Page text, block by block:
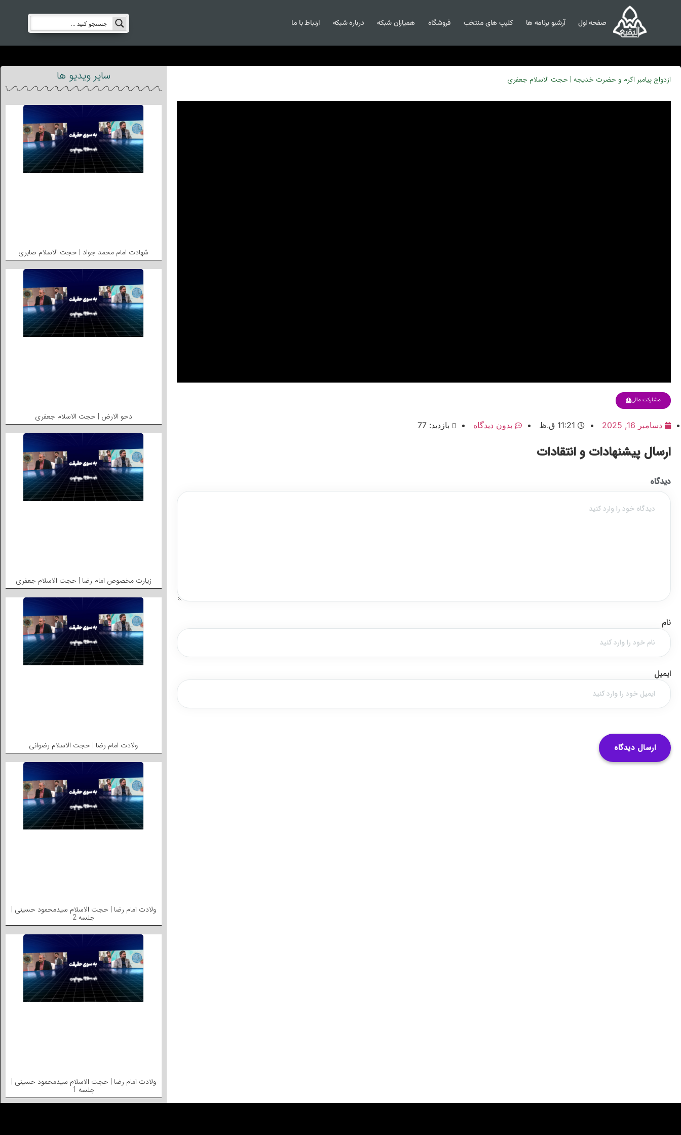
صفحه اول آرشیو برنامه ها کلیپ های منتخب فروشگاه همیاران شبکه درباره شبکه ارتباط با ما
ازدواج پیامبر اکرم و حضرت خدیجه | حجت الاسلام جعفری
مشارکت مالی
دسامبر 16, 2025 11:21 ق.ظ بدون دیدگاه بازدید: 77
ارسال پیشنهادات و انتقادات
دیدگاه
نام
ایمیل
سایر ویدیو ها
شهادت امام محمد جواد | حجت الاسلام صابری
دحو الارض | حجت الاسلام جعفری
زیارت مخصوص امام رضا | حجت الاسلام جعفری
ولادت امام رضا | حجت الاسلام رضوانی
ولادت امام رضا | حجت الاسلام سیدمحمود حسینی |
جلسه 2
ولادت امام رضا | حجت الاسلام سیدمحمود حسینی |
جلسه 1